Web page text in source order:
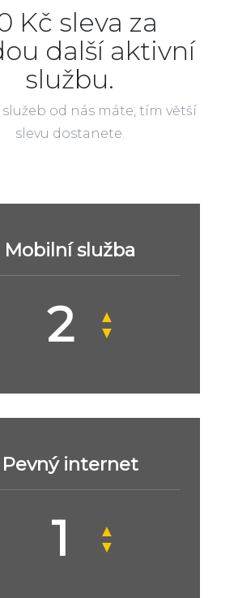
Kč sleva za
další aktivní
službu.
služeb od nás máte, tím větší
slevu dostanete.
Mobilní služba
▲
▼
Pevný internet
▲
▼